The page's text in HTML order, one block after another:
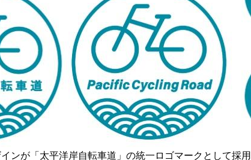
ンが「太平洋岸自転車道」の統一ロゴマークとして採